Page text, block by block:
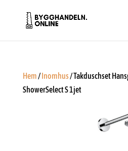
Hem/Inomhus/ Takduschset
ShowerSelect S 1jet